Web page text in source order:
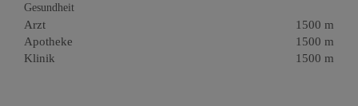
Gesundheit
Arzt
1500 m
Apotheke
1500 m
Klinik
1500 m